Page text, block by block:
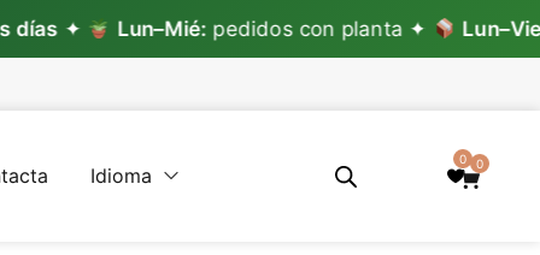
Lun–Mié:pedidos con planta ✦ Lun–Vie:
Idioma
0 0